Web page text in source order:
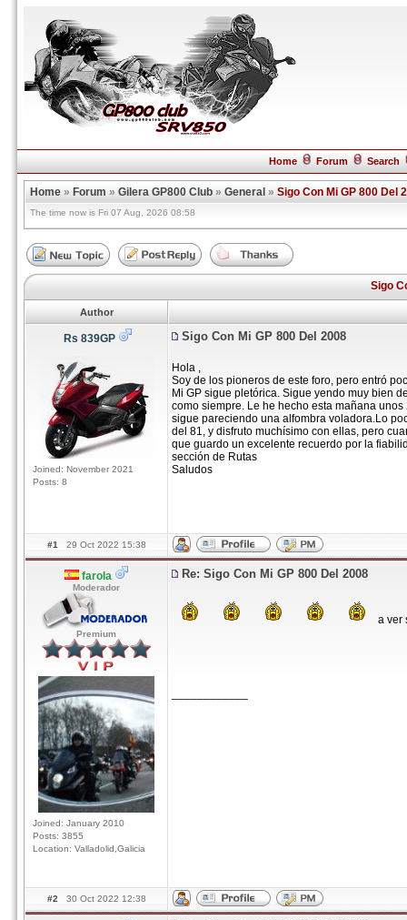
Home Forum Search
Home » Forum » Gilera GP800 Club » General » Sigo Con Mi GP 800 Del
The time now is Fri 07 Aug, 2026 08:58
Sigo
Author
Rs 839GP
Joined: November 2021
Posts: 8
Sigo Con Mi GP 800 Del 2008
Hola ,
Soy de los pioneros de este foro, pero entró
Mi GP sigue pletórica. Sigue yendo muy bien
como siempre. Le he hecho esta mañana
sigue pareciendo una alfombra voladora.Lo
del 81, y disfruto muchísimo con ellas, pero
que guardo un excelente recuerdo por la
sección de Rutas
Saludos
#1 29 Oct 2022 15:38
farola
Moderador
Premium
Joined: January 2010
Posts: 3855
Location: Valladolid,Galicia
Re: Sigo Con Mi GP 800 Del 2008
a ver
#2 30 Oct 2022 12:38